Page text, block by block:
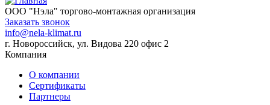
ООО "Нэла" торгово-монтажная организация
Заказать звонок
info@nela-klimat.ru
г. Новороссийск, ул. Видова 220 офис 2
Компания
О компании
Сертификаты
Партнеры